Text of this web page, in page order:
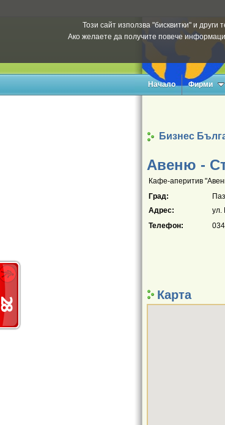
Този сайт използва "бисквитки" и
Ако желаете да получите повече
Начало Фирми
Бизнес
Авеню -
Кафе-аперитив
Град:
Адрес:
ул.
Телефон:
Карта